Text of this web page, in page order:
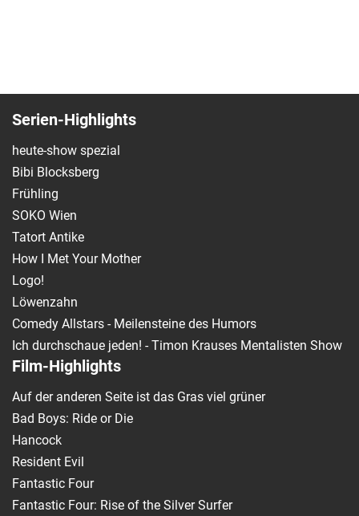
Serien-Highlights
heute-show spezial
Bibi Blocksberg
Frühling
SOKO Wien
Tatort Antike
How I Met Your Mother
Logo!
Löwenzahn
Comedy Allstars - Meilensteine des Humors
Ich durchschaue jeden! - Timon Krauses Mentalisten Show
Film-Highlights
Auf der anderen Seite ist das Gras viel grüner
Bad Boys: Ride or Die
Hancock
Resident Evil
Fantastic Four
Fantastic Four: Rise of the Silver Surfer